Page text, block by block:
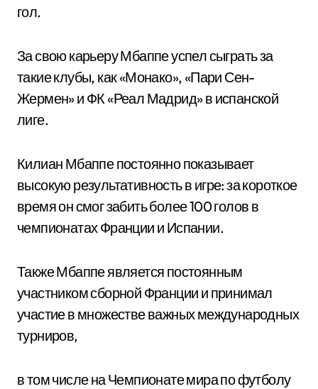
гол.
За свою карьеру Мбаппе успел сыграть за
такие клубы, как «Монако», «Пари Сен-
Жермен» и ФК «Реал Мадрид» в испанской
лиге.
Килиан Мбаппе постоянно показывает
высокую результативность в игре: за короткое
время он смог забить более 100 голов в
чемпионатах Франции и Испании.
Также Мбаппе является постоянным
участником сборной Франции и принимал
участие в множестве важных международных
турниров,
в том числе на Чемпионате мира по футболу